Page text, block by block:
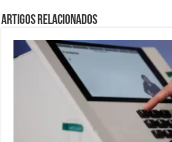
Artigos Relacionados